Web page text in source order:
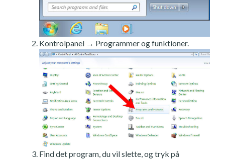
Kontrolpanel → Programmer og funktioner.
Find det program, du vil slette, og tryk på